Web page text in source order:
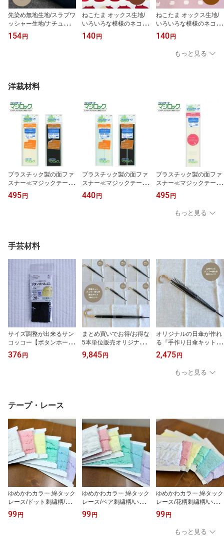
先染め無地生地/スラブワ
ッシャー生地/ナチュラル
な風合いを楽しむ生地
154 円
ねこたま オックス生地/
いろいろな模様のネコの
フェイスモチーフ生地/ね
こたま大きな玉柄/ねこた
140 円
ねこたま オックス生地/
いろいろな模様のネコの
フェイスモチーフ生地/ね
こたま小さな玉柄/ねこた
ま柄/N26
140 円
もっと見る
洋裁材料
プラスチック製の面ファ
スナー≪マジックテープ
≫ マジロック【粘着用】
50mm巾×15cm ソフトな
495 円
プラスチック製の面ファ
スナー≪マジックテープ
≫ マジロック【粘着用】
25mm巾×15cm ソフトな
440 円
プラスチック製の面ファ
スナー≪マジックテープ
≫ マジロック【縫製用】
50mm巾×20cm ソフトな
肌触り/チクチクしにく
い/ゴミが付きにくい
495 円
もっと見る
手芸材料
サイズ調整が出来るサン
コッコー【ボタンホール
ゴム】20mm巾ウエスト
ゴム/マタニティ/子供服/
376 円
まとめ買いでお得/お得な
5本単位販売オリジナル
の日傘『手作り日傘キッ
ト』/手開き式・長傘/バ
9,845 円
オリジナルの日傘が作れ
る『手作り日傘キット』/
手開き式・長傘/バンブー
竹持手タイプ/暑さ対策/
紫外線対策/1本単位販売
2,475 円
もっと見る
テープ・レース
ゆめかわカラー 綿タック
レース/ドット刺繍柄/い
ろいろな衣装やバッグな
どの小物に/水玉柄レース
99 円
ゆめかわカラー 綿タック
レース/ベア刺繍柄/いろ
いろな衣装やバッグなど
の小物に/くま柄レース
99 円
ゆめかわカラー 綿タック
レース/花柄刺繍柄/いろ
いろな衣装やバッグなど
の小物に/花柄レース
99 円
もっと見る